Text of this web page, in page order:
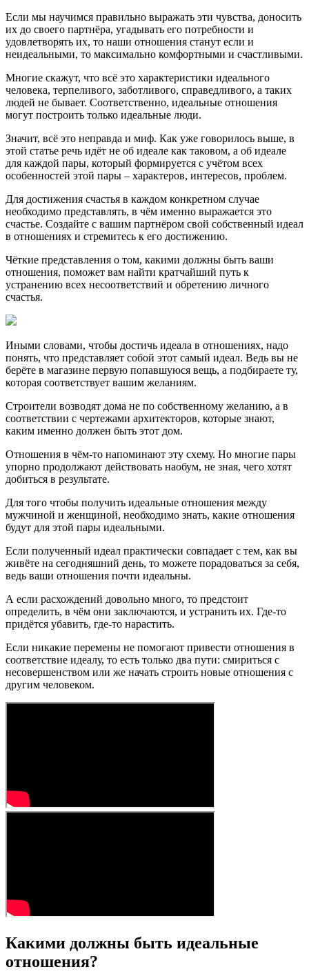
Если мы научимся правильно выражать эти чувства, доносить
их до своего партнёра, угадывать его потребности и
удовлетворять их, то наши отношения станут если и
неидеальными, то максимально комфортными и счастливыми.
Многие скажут, что всё это характеристики идеального
человека, терпеливого, заботливого, справедливого, а таких
людей не бывает. Соответственно, идеальные отношения
могут построить только идеальные люди.
Значит, всё это неправда и миф. Как уже говорилось выше, в
этой статье речь идёт не об идеале как таковом, а об идеале
для каждой пары, который формируется с учётом всех
особенностей этой пары – характеров, интересов, проблем.
Для достижения счастья в каждом конкретном случае
необходимо представлять, в чём именно выражается это
счастье. Создайте с вашим партнёром свой собственный идеал
в отношениях и стремитесь к его достижению.
Чёткие представления о том, какими должны быть ваши
отношения, поможет вам найти кратчайший путь к
устранению всех несоответствий и обретению личного
счастья.
Иными словами, чтобы достичь идеала в отношениях, надо
понять, что представляет собой этот самый идеал. Ведь вы не
берёте в магазине первую попавшуюся вещь, а подбираете ту,
которая соответствует вашим желаниям.
Строители возводят дома не по собственному желанию, а в
соответствии с чертежами архитекторов, которые знают,
каким именно должен быть этот дом.
Отношения в чём-то напоминают эту схему. Но многие пары
упорно продолжают действовать наобум, не зная, чего хотят
добиться в результате.
Для того чтобы получить идеальные отношения между
мужчиной и женщиной, необходимо знать, какие отношения
будут для этой пары идеальными.
Если полученный идеал практически совпадает с тем, как вы
живёте на сегодняшний день, то можете порадоваться за себя,
ведь ваши отношения почти идеальны.
А если расхождений довольно много, то предстоит
определить, в чём они заключаются, и устранить их. Где-то
придётся убавить, где-то нарастить.
Если никакие перемены не помогают привести отношения в
соответствие идеалу, то есть только два пути: смириться с
несовершенством или же начать строить новые отношения с
другим человеком.
Какими должны быть идеальные
отношения?